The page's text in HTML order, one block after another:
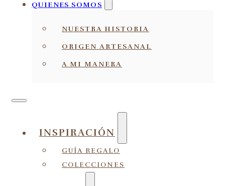
QUIENES SOMOS
NUESTRA HISTORIA
ORIGEN ARTESANAL
A MI MANERA
INSPIRACIÓN
GUÍA REGALO
COLECCIONES